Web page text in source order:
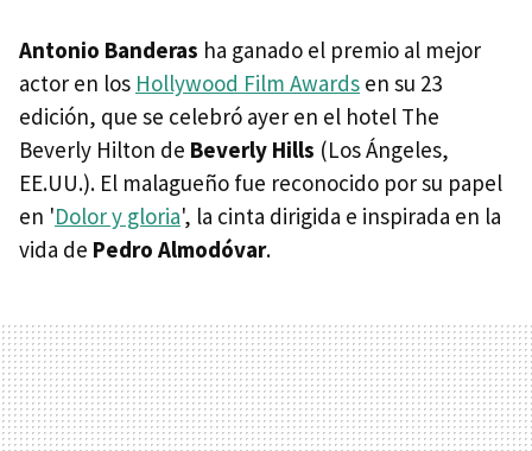
Antonio Banderas ha ganado el premio al mejor
actor en los Hollywood Film Awards en su 23
edición, que se celebró ayer en el hotel The
Beverly Hilton de Beverly Hills (Los Ángeles,
EE.UU.). El malagueño fue reconocido por su papel
en 'Dolor y gloria', la cinta dirigida e inspirada en la
vida de Pedro Almodóvar.